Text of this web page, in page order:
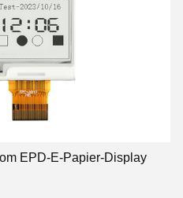
EPD-E-Papier-Display